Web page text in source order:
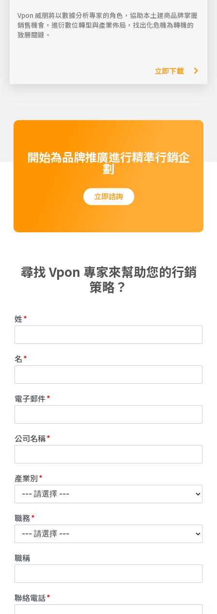
Vpon 威朋將以數據分析專家的角色，協助本土建商品牌掌握
銷售機會，進衍數位轉型與產業佈局，找出化危機為轉機的
致勝關鐽。
立即下載
開始為品牌推廣進行精準行銷企
劃
立即諮詢
尋找 Vpon 專家來幫助您的行銷
策略？
姓
名
電子郵件
公司名稱
產業別
職務
職稱
聯絡電話